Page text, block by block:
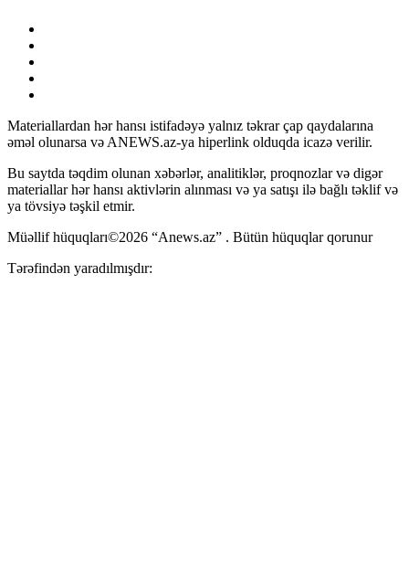
Materiallardan hər hansı istifadəyə yalnız təkrar çap qaydalarına
əməl olunarsa və ANEWS.az-ya hiperlink olduqda icazə verilir.
Bu saytda təqdim olunan xəbərlər, analitiklər, proqnozlar və digər
materiallar hər hansı aktivlərin alınması və ya satışı ilə bağlı təklif və
ya tövsiyə təşkil etmir.
Müəllif hüquqları©2026 “Anews.az” . Bütün hüquqlar qorunur
Tərəfindən yaradılmışdır: